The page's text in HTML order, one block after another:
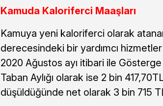
Kamuda Kaloriferci Maaşları
Kamuya yeni kaloriferci olarak
derecesindeki bir yardımcı hizmetler
2020 Ağustos ayı itibari ile Gösterge
Taban Aylığı olarak ise 2 bin
düşüldüğünde net olarak 3 bin 715